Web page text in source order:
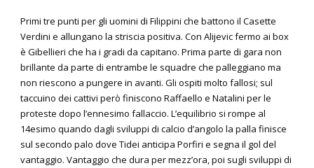
Primi tre punti per gli uomini di Filippini che battono il Casette
Verdini e allungano la striscia positiva. Con Alijevic fermo ai box
è Gibellieri che ha i gradi da capitano. Prima parte di gara non
brillante da parte di entrambe le squadre che palleggiano ma
non riescono a pungere in avanti. Gli ospiti molto fallosi; sul
taccuino dei cattivi però finiscono Raffaello e Natalini per le
proteste dopo l’ennesimo fallaccio. L’equilibrio si rompe al
14esimo quando dagli sviluppi di calcio d’angolo la palla finisce
sul secondo palo dove Tidei anticipa Porfiri e segna il gol del
vantaggio. Vantaggio che dura per mezz’ora, poi sugli sviluppi di